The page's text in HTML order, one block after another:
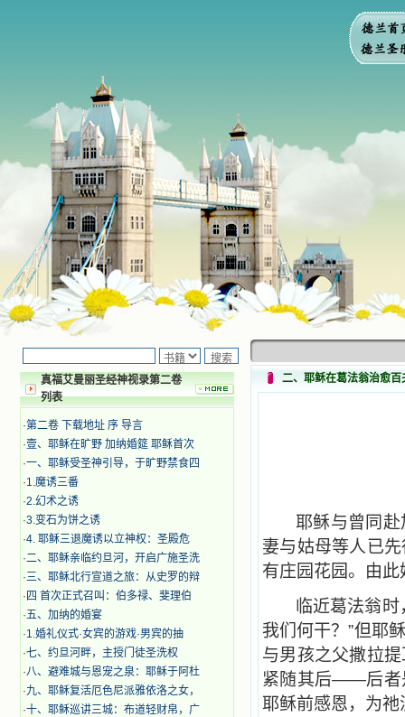
真福艾曼丽圣经神视录第二卷
列表
·第二卷 下载地址 序 导言
·壹、耶稣在旷野 加纳婚筵 耶稣首次
·一、耶稣受圣神引导，于旷野禁食四
·1.魔诱三番
·2.幻术之诱
·3.变石为饼之诱
·4. 耶稣三退魔诱以立神权：圣殿危
·二、耶稣亲临约旦河，开启广施圣洗
·三、耶稣北行宣道之旅：从史罗的辩
· 四 首次正式召叫：伯多禄、斐理伯
·五、加纳的婚宴
·1.婚礼仪式·女宾的游戏·男宾的抽
·七、约旦河畔，主授门徒圣洗权
·八、避难城与恩宠之泉：耶稣于阿杜
·九、耶稣复活厄色尼派雅依洛之女，
·十、耶稣巡讲三城：布道轻财帛，广
二、耶稣在葛法翁治愈百
耶稣与曾同
妻与姑母等人已
有庄园花园。由
临近葛法翁
我们何干？”但耶
与男孩之父撒拉
紧随其后——后者
耶稣前感恩，为